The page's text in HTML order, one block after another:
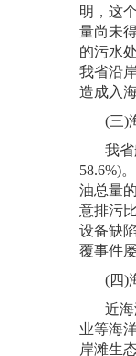
明，这
量尚未
的污水
我省沿
造成入
(三)
我
58.6%)
油总量的
意排污
设备缺
覆事件
(四)
近
业等海
岸滩生